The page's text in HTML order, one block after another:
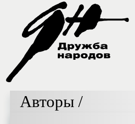
Авторы /